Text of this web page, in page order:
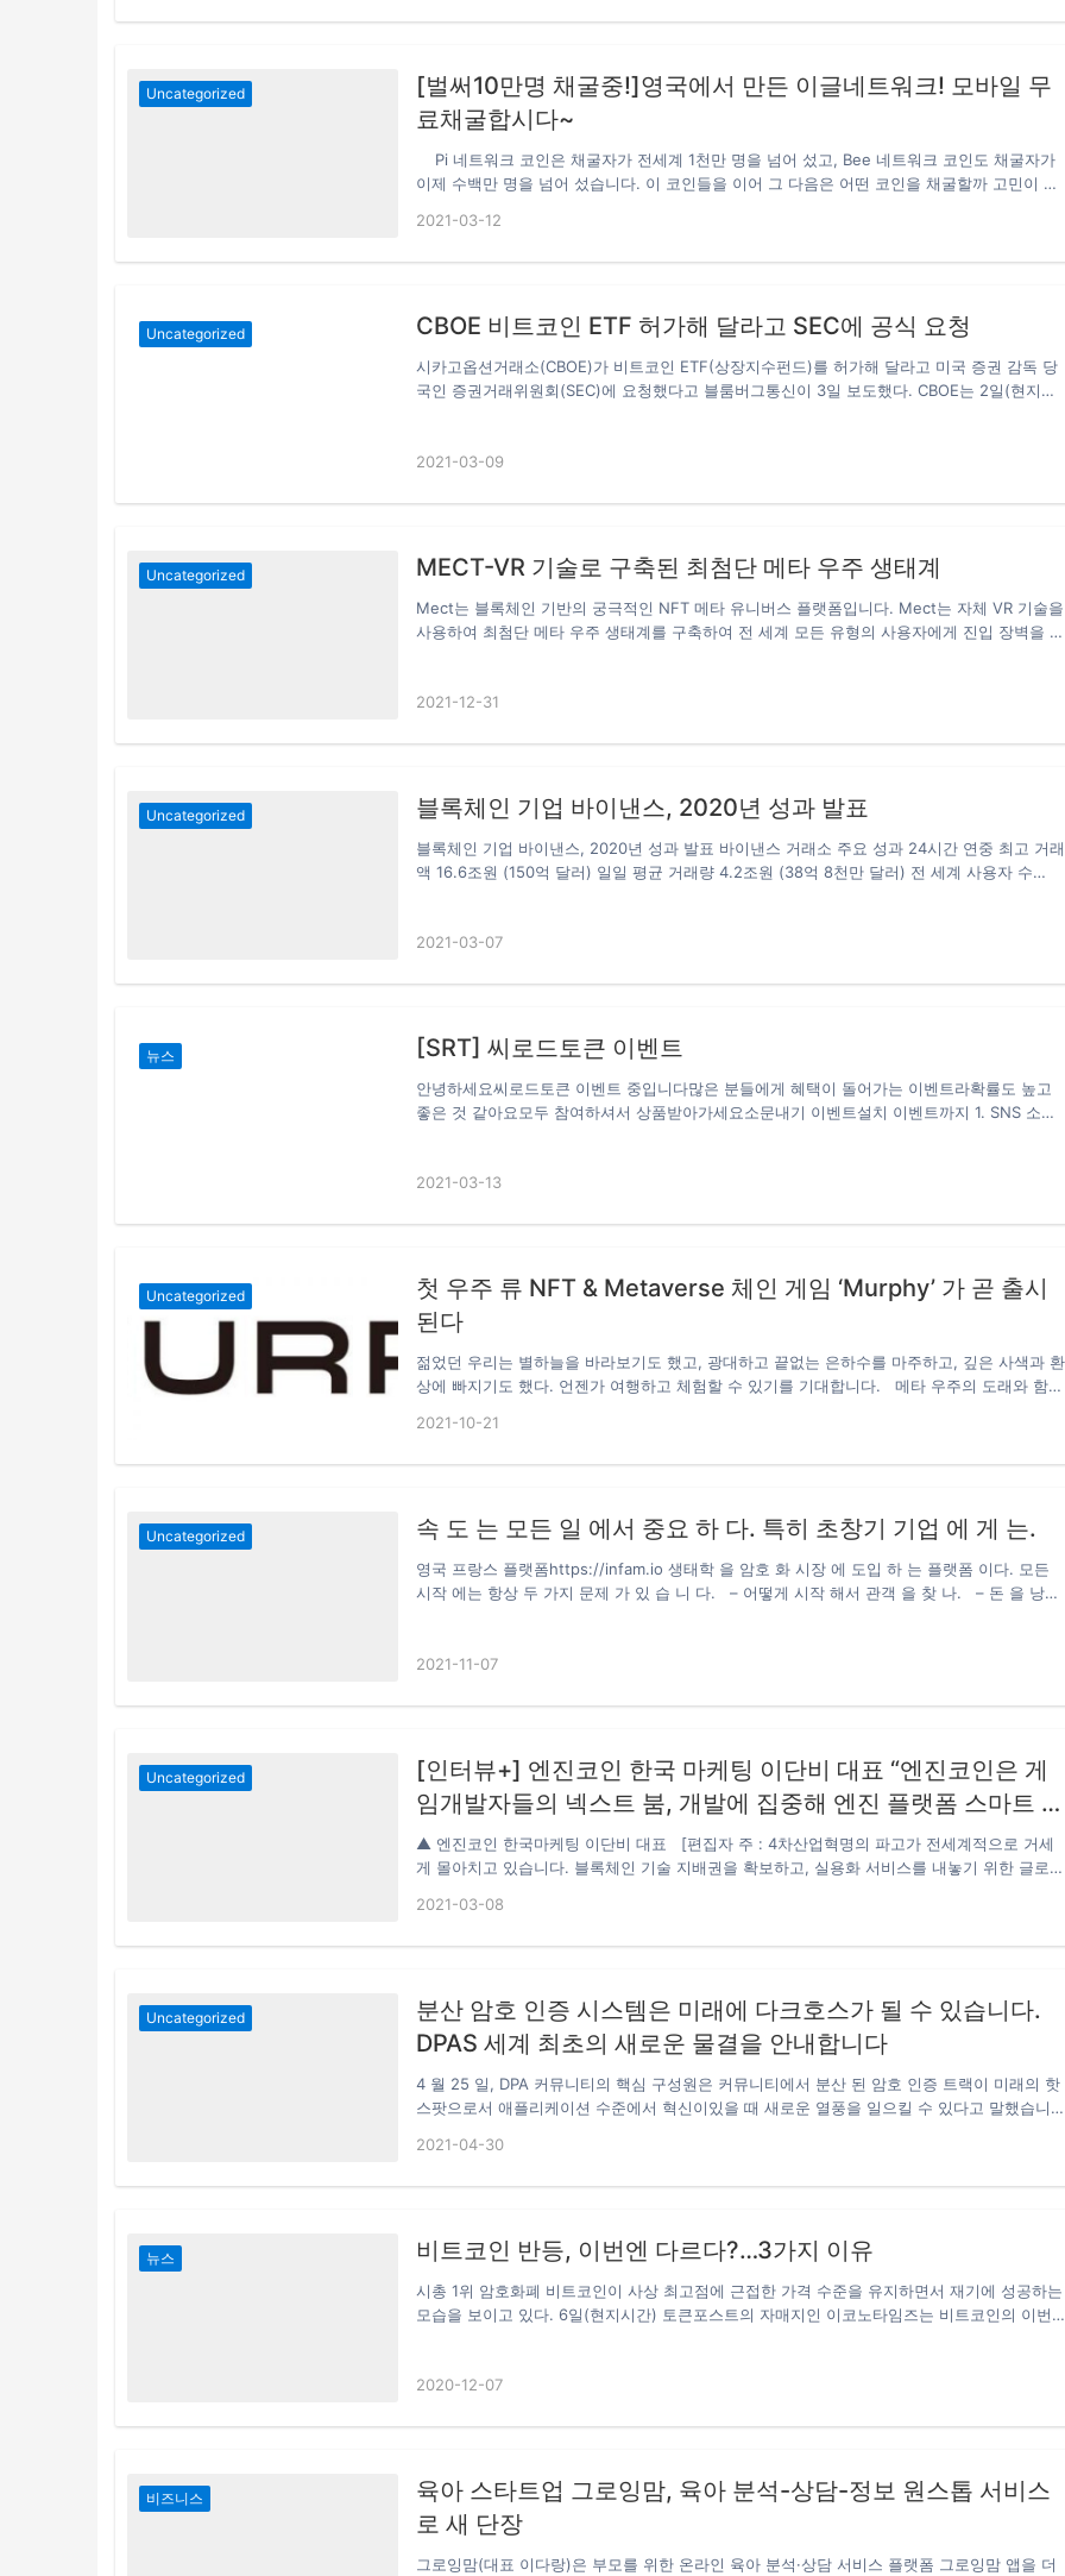
적응증을 확대할 계획이다. 본래 당뇨병 치료제를 목표로 개발중인 이나보글리플로진의 적응
치성 섬유증을 적응증으로 하는 PRS 타겟 치료제 DWN12088에서 항암제 등의 새로운 가능성
을 탐색할 예정이다. 온코크로스의 AI 플랫폼을 활용하면 빠른 시간 안에 최적의 치료제 조합을
발굴할 수 있어 신약개발 과정을 대폭 단축시킬…
Uncategorized
[벌써10만명 채굴중!]영국에서 만든 이글네트워크! 모바일 무
료채굴합시다~
Pi 네트워크 코인은 채굴자가 전세계 1천만 명을 넘어 섰고, Bee 네트워크 코인도 채굴자가
이제 수백만 명을 넘어 섰습니다. 이 코인들을 이어 그 다음은 어떤 코인을 채굴할까 고민이 많
부를 정도로 현재 인기가 있는 이글 네트워크 코인입니다. 이글 네트워크(Eagle network)는
진행 중이며 파이 네트워크, 비 네트워크 코인과 같이 반감기가 존재합니다. 반감기마다 채굴량
2021-03-12
Uncategorized CBOE 비트코인 ETF 허가해 달라고 SEC에 공식 요청
시카고옵션거래소(CBOE)가 비트코인 ETF(상장지수펀드)를 허가해 달라고 미국 증권 감독 당
국인 증권거래위원회(SEC)에 요청했다고 블룸버그통신이 3일 보도했다. CBOE는 2일(현지시
증권 당국은 지난달 비트코인 ETF를 허락해 북미에서 최초로 비트코인 ETF가 출시됐다. 지금
트코인 ETF를 허락하지 않았으나 뉴욕멜론은행 등 기관 투자자들이 최근 잇따라 비트코인 시
대통령이…
2021-03-09
Uncategorized MECT-VR 기술로 구축된 최첨단 메타 우주 생태계
Mect는 블록체인 기반의 궁극적인 NFT 메타 유니버스 플랫폼입니다. Mect는 자체 VR 기술을
사용하여 최첨단 메타 우주 생태계를 구축하여 전 세계 모든 유형의 사용자에게 진입 장벽을 낮
용자가 자신의 취향에 따라 개인화된 가상 공간을 만들 수 있는 기능입니다. 03 생태계 확장:
로젝트는 사용자가 직접 개발하거나 타사 디자이너가 설계합니다. 위와 같은 상황에서 Mect는
2021-12-31
Uncategorized 블록체인 기업 바이낸스, 2020년 성과 발표
블록체인 기업 바이낸스, 2020년 성과 발표 바이낸스 거래소 주요 성과 24시간 연중 최고 거래
액 16.6조원 (150억 달러) 일일 평균 거래량 4.2조원 (38억 8천만 달러) 전 세계 사용자 수
을 통해 분배된 보상 총 869억원 (7,850만 달러) 바이낸스 언 일일 활성 유저 수 2만 명 이상 크
바이낸스 풀 현재 3위 기록…
2021-03-07
뉴스 [SRT] 씨로드토큰 이벤트
안녕하세요씨로드토큰 이벤트 중입니다많은 분들에게 혜택이 돌어가는 이벤트라확률도 높고
좋은 것 같아요모두 참여하셔서 상품받아가세요소문내기 이벤트설치 이벤트까지 1. SNS 소문
이벤트 대상 : 이벤트 기간 중 구글폼에 소문내기 링크를 제출한 어댑터 구성원– 본인의 어댑터
외처리참여방법 :① 텔레그램 ‘씨로드 토큰 공식 단톡방’ 에서 CM에게 소문내기 콘텐츠 문의
관련 커뮤니티 또는본인의 SNS에 아래…
2021-03-13
Uncategorized
첫 우주 류 NFT & Metaverse 체인 게임 ‘Murphy’ 가 곧 출시
된다
젊었던 우리는 별하늘을 바라보기도 했고, 광대하고 끝없는 은하수를 마주하고, 깊은 사색과 환
상에 빠지기도 했다. 언젠가 여행하고 체험할 수 있기를 기대합니다. 메타 우주의 도래와 함께
미팅(Crypto Fans Meeting)’은 블록체인 상에서 작동하는 최초의 메타 우주 게임인 ‘머피
서 멋진 메타 우주의…
2021-10-21
Uncategorized 속 도 는 모든 일 에서 중요 하 다. 특히 초창기 기업 에 게 는.
영국 프랑스 플랫폼https://infam.io 생태학 을 암호 화 시장 에 도입 하 는 플랫폼 이다. 모든
시작 에는 항상 두 가지 문제 가 있 습 니 다. – 어떻게 시작 해서 관객 을 찾 나. – 돈 을 낭비
은 자체 토 큰 을 가 진 완전한 분석…
2021-11-07
Uncategorized
[인터뷰+] 엔진코인 한국 마케팅 이단비 대표 “엔진코인은 게
임개발자들의 넥스트 붐, 개발에 집중해 엔진 플랫폼 스마트 컨
트랙트 구축할 것, 월렛 등 외부감사도 꾸준히 해와 “
▲ 엔진코인 한국마케팅 이단비 대표 [편집자 주 : 4차산업혁명의 파고가 전세계적으로 거세
게 몰아치고 있습니다. 블록체인 기술 지배권을 확보하고, 실용화 서비스를 내놓기 위한 글로벌
외에도 많은 기업들이 블록체인 기술을 접목하고 있습니다. 국내에선 삼성SDS와 SK, KT 등이
이 지난 달 18일 세계적인 게임 개발자 컨퍼런스에서 블록체인 게임·서비스를…
2021-03-08
Uncategorized
분산 암호 인증 시스템은 미래에 다크호스가 될 수 있습니다.
DPAS 세계 최초의 새로운 물결을 안내합니다
4 월 25 일, DPA 커뮤니티의 핵심 구성원은 커뮤니티에서 분산 된 암호 인증 트랙이 미래의 핫
스팟으로서 애플리케이션 수준에서 혁신이있을 때 새로운 열풍을 일으킬 수 있다고 말했습니
수하는 세계 최초의 분산 및 분산 암호 인증 시스템으로, 아키텍처 표준의 분산 된 퍼블릭 블록
2021-04-30
뉴스 비트코인 반등, 이번엔 다르다?…3가지 이유
시총 1위 암호화폐 비트코인이 사상 최고점에 근접한 가격 수준을 유지하면서 재기에 성공하는
모습을 보이고 있다. 6일(현지시간) 토큰포스트의 자매지인 이코노타임즈는 비트코인의 이번
발적으로 상승했다. 하지만 곧 하락세를 걷기 시작해 80% 가까이 폭락, ‘투기 거품’이라는 꼬리
있다. 올해 3월까지만 해도 5900달러 선에 거래됐던 비트코인은 지난 10월 1만 달러까지 오르
2020-12-07
비즈니스
육아 스타트업 그로잉맘, 육아 분석-상담-정보 원스톱 서비스
로 새 단장
그로잉맘(대표 이다랑)은 부모를 위한 온라인 육아 분석·상담 서비스 플랫폼 그로잉맘 앱을 더